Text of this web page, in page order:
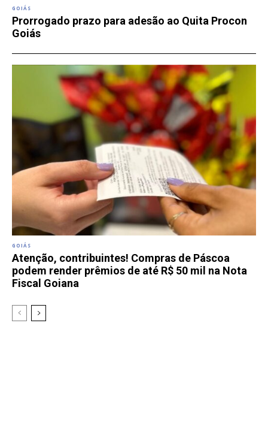
GOIÁS
Prorrogado prazo para adesão ao Quita Procon
Goiás
GOIÁS
Atenção, contribuintes! Compras de Páscoa
podem render prêmios de até R$ 50 mil na Nota
Fiscal Goiana